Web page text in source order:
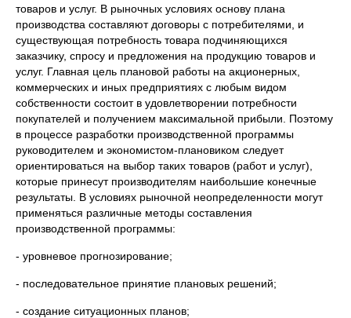
товаров и услуг. В рыночных условиях основу плана
производства составляют договоры с потребителями, и
существующая потребность товара подчиняющихся
заказчику, спросу и предложения на продукцию товаров и
услуг. Главная цель плановой работы на акционерных,
коммерческих и иных предприятиях с любым видом
собственности состоит в удовлетворении потребности
покупателей и получением максимальной прибыли. Поэтому
в процессе разработки производственной программы
руководителем и экономистом-плановиком следует
ориентироваться на выбор таких товаров (работ и услуг),
которые принесут производителям наибольшие конечные
результаты. В условиях рыночной неопределенности могут
применяться различные методы составления
производственной программы:
- уровневое прогнозирование;
- последовательное принятие плановых решений;
- создание ситуационных планов;